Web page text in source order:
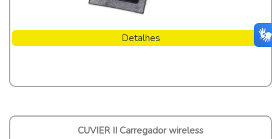
Detalhes
CUVIER II Carregador wireless